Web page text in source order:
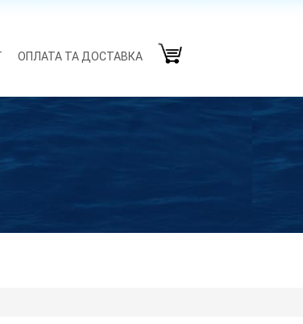
ОПЛАТА ТА ДОСТАВКА